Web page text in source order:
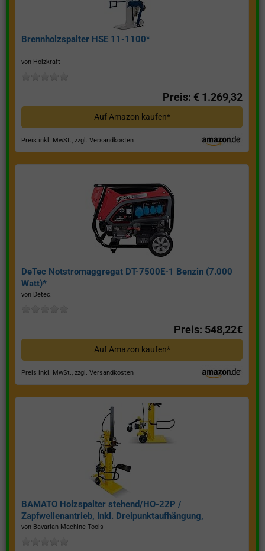
Brennholzspalter HSE 11-1100*
von Holzkraft
Preis: € 1.269,32
Auf Amazon kaufen*
Preis inkl. MwSt., zzgl. Versandkosten
DeTec Notstromaggregat DT-7500E-1 Benzin (7.000
Watt)*
von Detec.
Preis: 548,22€
Auf Amazon kaufen*
Preis inkl. MwSt., zzgl. Versandkosten
BAMATO Holzspalter stehend/HO-22P /
Zapfwellenantrieb, Inkl. Dreipunktaufhängung,
Spaltkraft 22 Tonnen*
von Bavarian Machine Tools